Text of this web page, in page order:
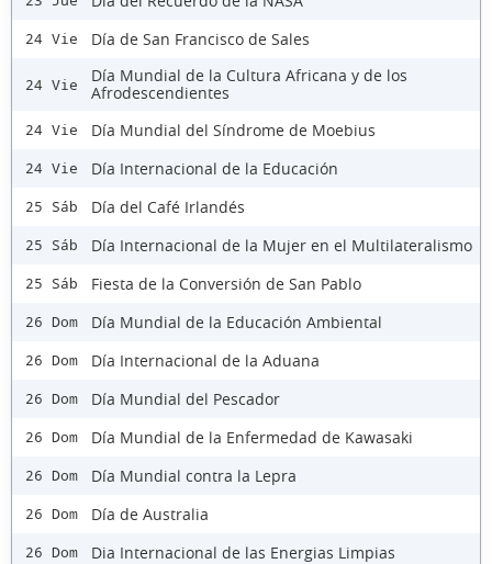
24 Vie Día de San Francisco de Sales
24 Vie
Día Mundial de la Cultura Africana y de los
Afrodescendientes
24 Vie Día Mundial del Síndrome de Moebius
24 Vie Día Internacional de la Educación
25 Sáb Día del Café Irlandés
25 Sáb Día Internacional de la Mujer en el Multilateralismo
25 Sáb Fiesta de la Conversión de San Pablo
26 Dom Día Mundial de la Educación Ambiental
26 Dom Día Internacional de la Aduana
26 Dom Día Mundial del Pescador
26 Dom Día Mundial de la Enfermedad de Kawasaki
26 Dom Día Mundial contra la Lepra
26 Dom Día de Australia
26 Dom Dia Internacional de las Energias Limpias